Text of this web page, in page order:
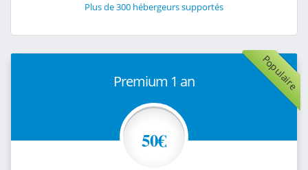
Plus de 300 hébergeurs supportés
Populaire
Premium 1 an
50€